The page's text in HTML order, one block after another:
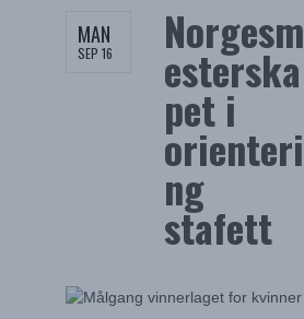
MAN
SEP 16 Norgesm
esterska
pet i
orienteri
ng
stafett